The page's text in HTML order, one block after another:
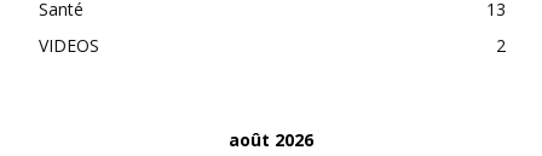
Santé
13
VIDEOS
2
août 2026